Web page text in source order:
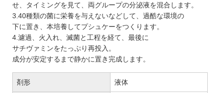
せ、タイミングを見て、両グループの分泌液を混合します。
3.40種類の菌に栄養を与えないなどして、過酷な環境の
下に置き、本培養してプシュケーをつくります。
4.濾過、火入れ、滅菌と工程を経て、最後に
サチヴァミンをたっぷり再投入。
成分が安定するまで静かに置き完成します。
剤形 液体